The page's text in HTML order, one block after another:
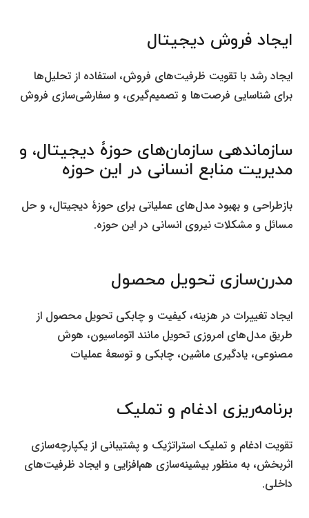
ایجاد فروش دیجیتال
ایجاد رشد با تقویت ظرفیت‌های فروش، استفاده از تحلیل‌ها
برای شناسایی فرصت‌ها و تصمیم‌گیری، و سفارشی‌سازی فروش
سازماندهی سازمان‌های حوزۀ دیجیتال، و
مدیریت منابع انسانی در این حوزه
بازطراحی و بهبود مدل‌های عملیاتی برای حوزۀ دیجیتال، و حل
مسائل و مشکلات نیروی انسانی در این حوزه.
مدرن‌سازی تحویل محصول
ایجاد تغییرات در هزینه، کیفیت و چابکی تحویل محصول از
طریق مدل‌های امروزی تحویل مانند اتوماسیون، هوش
مصنوعی، یادگیری ماشین، چابکی و توسعۀ عملیات
برنامه‌ریزی ادغام و تملیک
تقویت ادغام و تملیک استراتژیک و پشتیبانی از یکپارچه‌سازی
اثربخش، به منظور بیشینه‌سازی هم‌افزایی و ایجاد ظرفیت‌های
داخلی.